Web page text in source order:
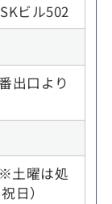
ビル502
出口より
土曜は処
日）